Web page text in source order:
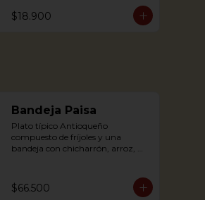
$18.900
Bandeja Paisa
Plato típico Antioqueño
compuesto de fríjoles y una
bandeja con chicharrón, arroz,
frito y aguacate.
The bandeja paisa is our most
$66.500